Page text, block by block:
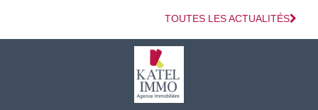
TOUTES LES ACTUALITÉS